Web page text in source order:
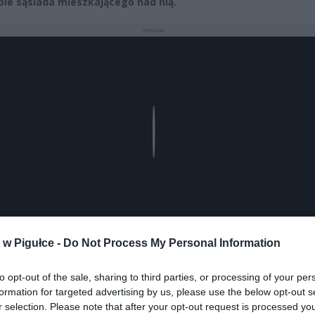
Pigułce - Do Not Process My Personal Information
opt-out of the sale, sharing to third parties, or processing of your
for targeted advertising by us, please use the below opt-out
selection. Please note that after your opt-out request is processed
nas do preferowanych źródeł w Google